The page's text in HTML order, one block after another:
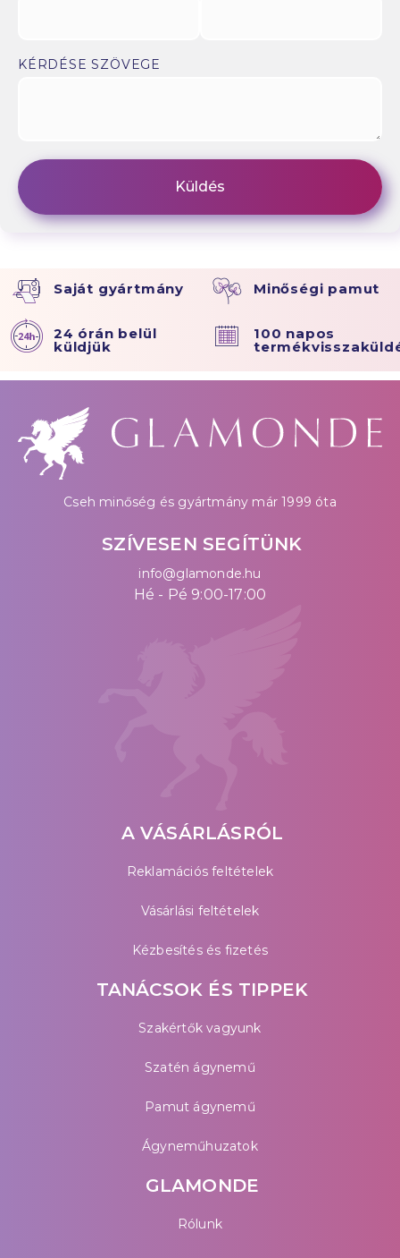
KÉRDÉSE SZÖVEGE
Saját gyártmány Minőségi pamut
24 órán belül
küldjük
100 napos
Cseh minőség és gyártmány már 1999 óta
SZÍVESEN SEGÍTÜNK
info@glamonde.hu
Hé - Pé 9:00-17:00
A VÁSÁRLÁSRÓL
Reklamációs feltételek
Vásárlási feltételek
Kézbesítés és fizetés
TANÁCSOK ÉS TIPPEK
Szakértők vagyunk
Szatén ágynemű
Pamut ágynemű
Ágyneműhuzatok
GLAMONDE
Rólunk